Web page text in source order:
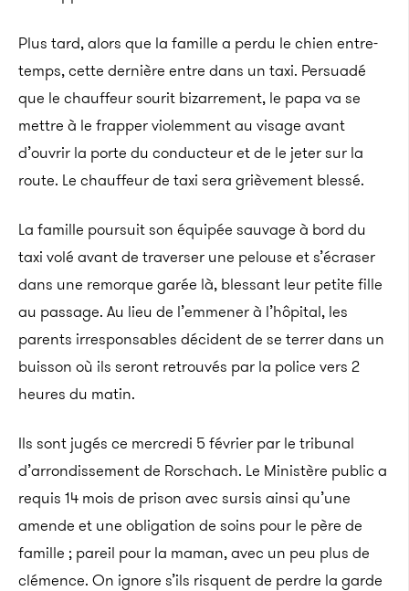
Plus tard, alors que la famille a perdu le chien entre-
temps, cette dernière entre dans un taxi. Persuadé
que le chauffeur sourit bizarrement, le papa va se
mettre à le frapper violemment au visage avant
d’ouvrir la porte du conducteur et de le jeter sur la
route. Le chauffeur de taxi sera grièvement blessé.
La famille poursuit son équipée sauvage à bord du
taxi volé avant de traverser une pelouse et s’écraser
dans une remorque garée là, blessant leur petite fille
au passage. Au lieu de l’emmener à l’hôpital, les
parents irresponsables décident de se terrer dans un
buisson où ils seront retrouvés par la police vers 2
heures du matin.
Ils sont jugés ce mercredi 5 février par le tribunal
d’arrondissement de Rorschach. Le Ministère public a
requis 14 mois de prison avec sursis ainsi qu’une
amende et une obligation de soins pour le père de
famille ; pareil pour la maman, avec un peu plus de
clémence. On ignore s’ils risquent de perdre la garde